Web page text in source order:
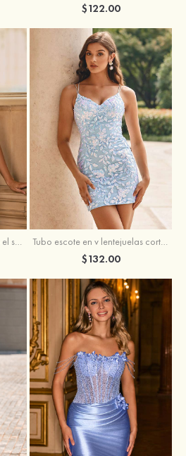
$122.00
Tubo escote en v seda como el satén corto vestido para homecoming Tubo escote en v lentejuelas corto vestido para homecoming
$132.00